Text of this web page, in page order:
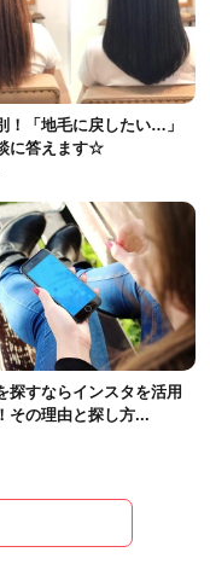
！「地毛に戻したい…」
に答えます☆
探すならインスタを活用
その理由と探し方...